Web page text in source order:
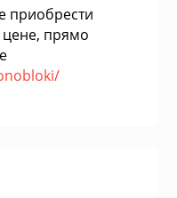
приобрести
прямо